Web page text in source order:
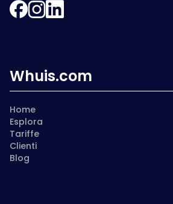
Whuis.com
Home
Esplora
Tariffe
Clienti
Blog